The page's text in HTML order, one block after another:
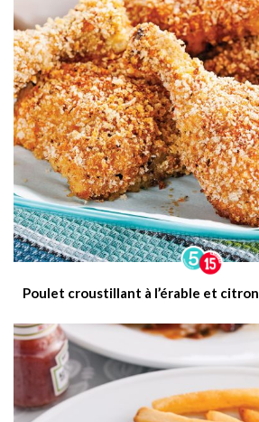
Poulet croustillant à l’érable et citron